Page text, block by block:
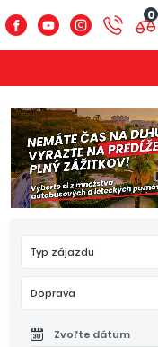
0
Typ zájazdu
Doprava
Zvoľte dátum